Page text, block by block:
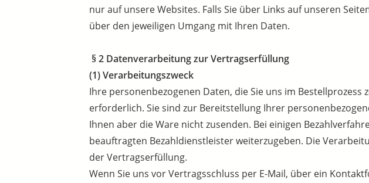
nur auf unsere Websites. Falls Sie über Links auf unseren
über den jeweiligen Umgang mit Ihren Daten.
§ 2 Datenverarbeitung zur Vertragserfüllung
(1) Verarbeitungszweck
Ihre personenbezogenen Daten, die Sie uns im
erforderlich. Sie sind zur Bereitstellung Ihrer
Ihnen aber die Ware nicht zusenden. Bei einigen
beauftragten Bezahldienstleister weiterzugeben. Die
der Vertragserfüllung.
Wenn Sie uns vor Vertragsschluss per E-Mail, über ein